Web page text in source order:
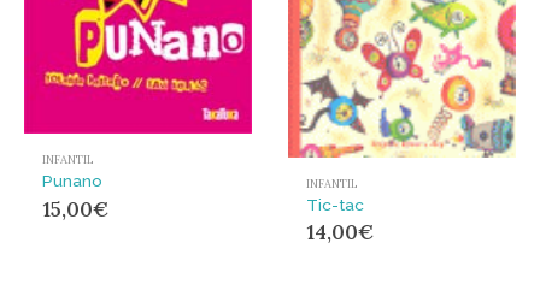
INFANTIL
Punano
15,00€
INFANTIL
Tic-tac
14,00€